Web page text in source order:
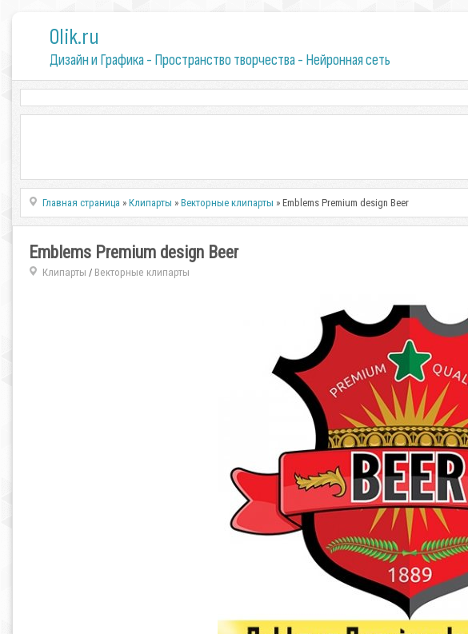
0lik.ru
Дизайн и Графика - Пространство творчества - Нейронная сеть
Главная страница »Клипарты »Векторные клипарты » Emblems Premium design Beer
Emblems Premium design Beer
Клипарты / Векторные клипарты